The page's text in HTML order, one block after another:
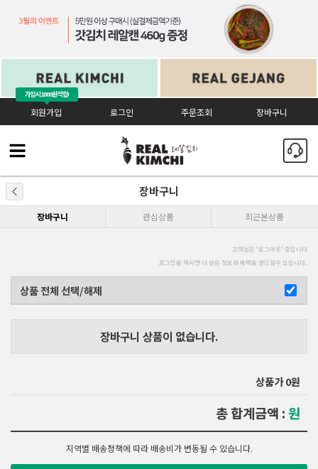
회원가입
가입시1000원 적립!
로그인 주문조회 장바구니
장바구니
장바구니 관심상품 최근본상품
고객님은 '로그아웃' 중입니다
로그인을 하시면 더 많은 정보와 혜택을 받으실수 있습니다.
상품 전체 선택/해제
장바구니 상품이 없습니다.
상품가 0원
총 합계금액 :원
지역별 배송정책에 따라 배송비가 변동될 수 있습니다.